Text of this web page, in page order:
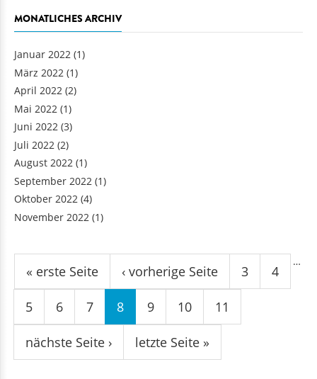
MONATLICHES ARCHIV
Januar 2022 (1)
April 2022 (2)
Mai 2022
Juni 2022 (3)
Juli 2022
August 2022 (1)
September 2022
Oktober 2022 (4)
November 2022
« erste Seite ‹ vorherige Seite 3 4
5 6 7 8 9 10 11
nächste Seite › letzte Seite »